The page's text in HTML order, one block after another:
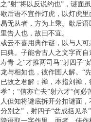
之”射“将以反说约也”，谜面
歇后语不宜作灯虎，以灯虎
易无从者，方为上乘。歇后
里告人也，故曰不宜。
或云不喜用典作谜，以与人
曰典。子能舍古人之文字而
寿青 之“才推两司马”射四子“
龙与相如也，彼作圉人解。“
已故之君解；禅，本指刘禅
孝”；“信亦亡去”射六才“何
人但知将谜底拆开分扣谜面
分别之”，射四子“盆成括见杀